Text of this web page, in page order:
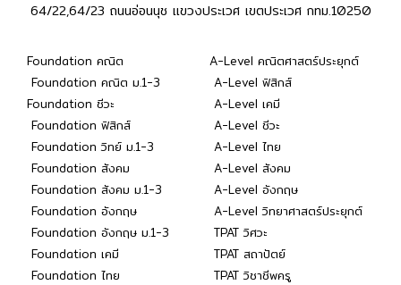
64/22,64/23 ถนนอ่อนนุช แขวงประเวศ เขตประเวศ กทม.10250
Foundation คณิต
Foundation คณิต ม.1-3
Foundation ชีวะ
Foundation ฟิสิกส์
Foundation วิทย์ ม.1-3
Foundation สังคม
Foundation สังคม ม.1-3
Foundation อังกฤษ
Foundation อังกฤษ ม.1-3
Foundation เคมี
Foundation ไทย
A-Level คณิตศาสตร์ประยุกต์
A-Level ฟิสิกส์
A-Level เคมี
A-Level ชีวะ
A-Level ไทย
A-Level สังคม
A-Level อังกฤษ
A-Level วิทยาศาสตร์ประยุกต์
TPAT วิศวะ
TPAT สถาปัตย์
TPAT วิชาชีพครู